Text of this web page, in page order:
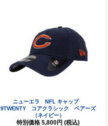
ニューエラ NFL キャップ
9TWENTY コアクラシック ベアーズ
（ネイビー）
特別価格 5,800円 (税込)